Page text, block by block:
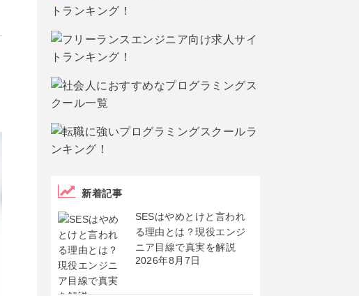
新着記事
SESはやめとけと言われ
る理由とは？現役エンジ
ニア目線で真実を解説
2026年8月7日